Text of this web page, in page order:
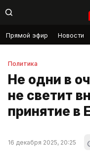
Прямой эфир Новости
Политика
Не одни в
не светит
принятие в
16 декабря 2025, 20:25